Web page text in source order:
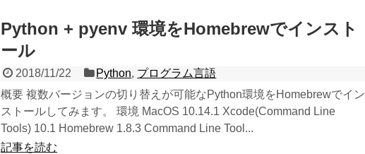
Python + pyenv 環境をHomebrewでインスト
ール
2018/11/22 Python, プログラム言語
概要 複数バージョンの切り替えが可能なPython環境をHomebrewでイン
ストールしてみます。 環境 MacOS 10.14.1 Xcode(Command Line
Tools) 10.1 Homebrew 1.8.3 Command Line Tool...
記事を読む